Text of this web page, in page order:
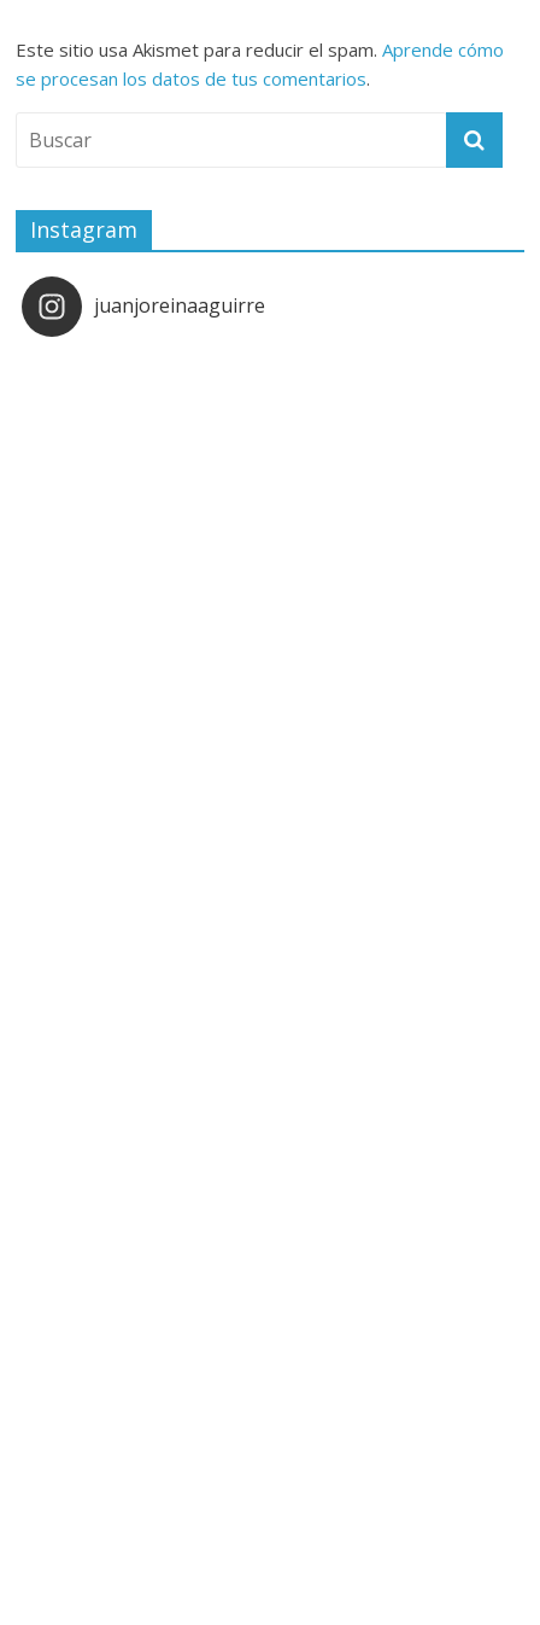
Este sitio usa Akismet para reducir el spam.Aprende cómo
se procesan los datos de tus comentarios.
Instagram
juanjoreinaaguirre